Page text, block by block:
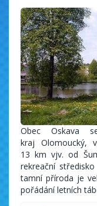
Obec Oskava
kraj Olomoucký,
13 km vjv. od
rekreační
tamní příroda je
pořádání letních